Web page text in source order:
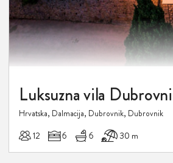
Hrvatska, Dalmacija, Dubrovnik, Dubrovnik
12 6 6 30 m